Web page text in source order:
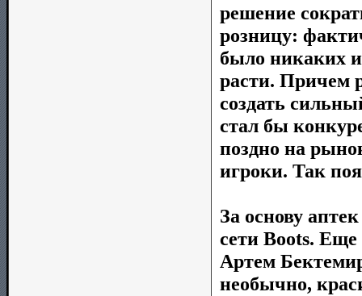
решение
розницу:
было никаких
расти. Причем
создать
стал бы
поздно на
игроки. Так
За основу
сети Boots. Еще
Артем
необычно,